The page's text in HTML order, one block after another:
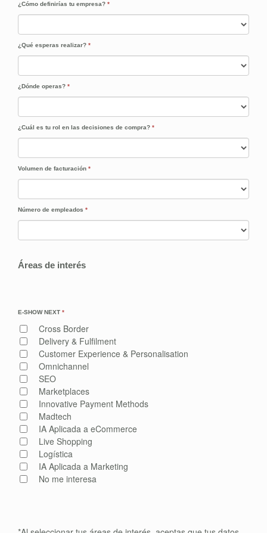
¿Cómo definirías tu empresa? *
¿Qué esperas realizar? *
¿Dónde operas? *
¿Cuál es tu rol en las decisiones de compra? *
Volumen de facturación *
Número de empleados *
Áreas de interés
E-SHOW NEXT *
Cross Border
Delivery & Fulfilment
Customer Experience & Personalisation
Omnichannel
SEO
Marketplaces
Innovative Payment Methods
Madtech
IA Aplicada a eCommerce
Live Shopping
Logística
IA Aplicada a Marketing
No me interesa